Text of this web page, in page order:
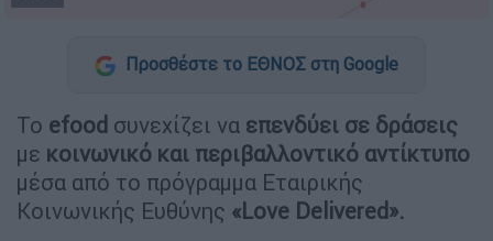
Προσθέστε το ΕΘΝΟΣ στη Google
Το efood συνεχίζει να επενδύει σε δράσεις
με κοινωνικό και περιβαλλοντικό αντίκτυπο
μέσα από το πρόγραμμα Εταιρικής
Κοινωνικής Ευθύνης «Love Delivered».